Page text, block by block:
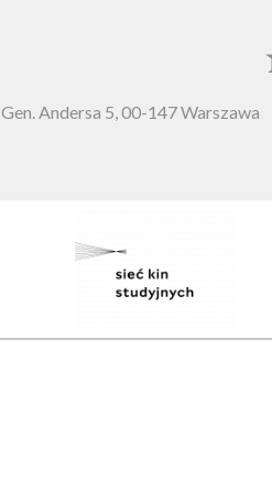
Gen. Andersa 5, 00-147 Warszawa